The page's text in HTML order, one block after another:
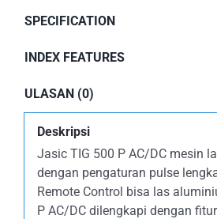
SPECIFICATION
INDEX FEATURES
ULASAN (0)
Deskripsi
Jasic TIG 500 P AC/DC mesin
dengan pengaturan pulse
Remote Control bisa las
P AC/DC dilengkapi dengan